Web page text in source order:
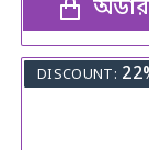
DISCOUNT: